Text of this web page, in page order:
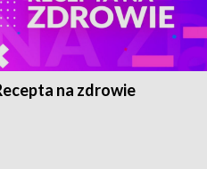
na zdrowie